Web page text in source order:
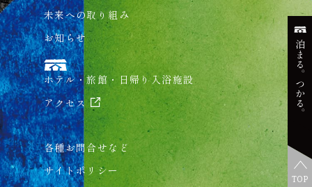
泊まる。つかる。
TOP
未来への取り組み
お知らせ
ホテル・旅館・日帰り入浴施設
アクセス
各種お問合せなど
サイトポリシー